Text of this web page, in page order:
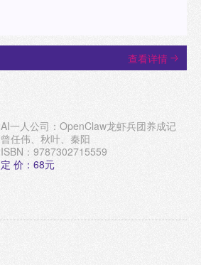
查看详情
AI一人公司：OpenClaw龙虾兵团养成记
曾任伟、秋叶、秦阳
ISBN：9787302715559
定 价：68元